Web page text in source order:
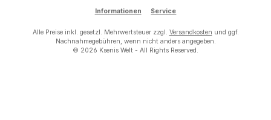
Informationen Service
Alle Preise inkl. gesetzl. Mehrwertsteuer zzgl. Versandkosten und ggf.
Nachnahmegebühren, wenn nicht anders angegeben.
© 2026 Ksenis Welt - All Rights Reserved.